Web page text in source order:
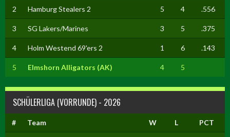
2 Hamburg Stealers 2 5 4 .556
3 SG Lakers/Marines 3 5 .375
4 Holm Westend 69'ers 2 1 6 .143
5 Elmshorn Alligators (AK) 4 5
SCHÜLERLIGA (VORRUNDE) - 2026
# Team W L PCT